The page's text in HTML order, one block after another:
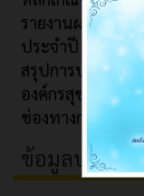
รายงานผลการบ
ประจำปี
สรุปการประชุมม
องค์กรสุขภาวะ
ช่องทางการรับฟั
ข้อมูลบริการ